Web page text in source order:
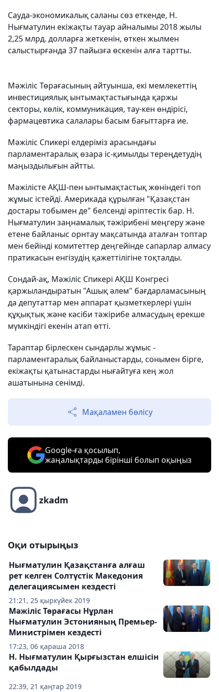
Сауда-экономикалық саланы сөз еткенде, Н.
Нығматулин екіжақты тауар айналымы 2018 жылы
2,25 млрд. долларға жеткенін, өткен жылмен
салыстырғанда 37 пайызға өскенін алға тартты.
Мәжіліс Төрағасының айтуынша, екі мемлекеттің
инвестициялық ынтымақтастығында қаржы
секторы, көлік, коммуникация, тау-кен өндірісі,
фармацевтика салалары басым бағыттарға ие.
Мәжіліс Спикері елдеріміз арасындағы
парламентаралық өзара іс-қимылды тереңдетудің
маңыздылығын айтты.
Мәжілісте АҚШ-пен ынтымақтастық жөніндегі топ
жұмыс істейді. Америкада құрылған "Қазақстан
достары тобымен де" белсенді әріптестік бар. Н.
Нығматулин заңнамалық тәжірибені меңгеру және
етене байланыс орнтау мақсатында аталған топтар
мен бейінді комитеттер деңгейінде сапарлар алмасу
пратикасын енгізудің қажеттілігіне тоқталды.
Сондай-ақ, Мәжіліс Спикері АҚШ Конгресі
қаржыландыратын "Ашық әлем" бағдарламасының
да депутаттар мен аппарат қызметкерлері үшін
құқықтық және кәсіби тәжірибе алмасудың ерекше
мүмкіндігі екенін атап өтті.
Тараптар бірлескен сындарлы жұмыс -
парламентаралық байланыстарды, сонымен бірге,
екіжақты қатынастарды нығайтуға кең жол
ашатынына сенімді.
Мақаламен бөлісу
Google-ға қосылып,
жаңалықтарды бірінші болып оқыңыз
zkadm
Оқи отырыңыз
21:21, 25 қыркүйек 2019
Нығматулин Қазақстанға алғаш
рет келген Солтүстік Македония
делегациясымен кездесті
17:23, 06 қараша 2018
Мәжіліс Төрағасы Нұрлан
Нығматулин Эстонияның Премьер-
Министрімен кездесті
22:39, 21 қаңтар 2019
Н. Нығматулин Қырғызстан елшісін
қабылдады